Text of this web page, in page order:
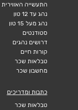
התעשייה האווירית
נהג עד 12 טון
נהג מעל 15 טון
סטודנטים
דרושים נהגים
קורות חיים
טבלאות שכר
מחשבון שכר
כתבות ומדריכים
טבלאות שכר